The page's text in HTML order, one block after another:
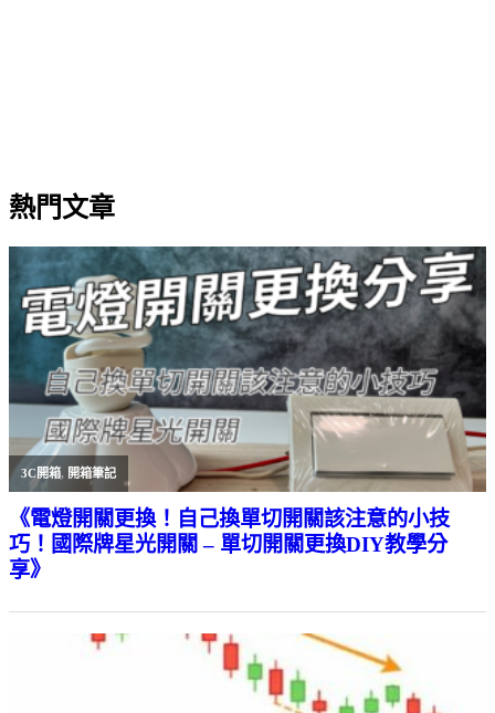
熱門文章
3C開箱, 開箱筆記
《電燈開關更換！自己換單切開關該注意的小技
巧！國際牌星光開關 – 單切開關更換DIY教學分
享》